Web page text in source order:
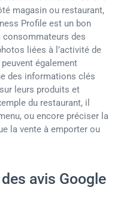
magasin ou restaurant,
Profile est un bon
consommateurs des
liées à l’activité de
également
des informations clés
leurs produits et
du restaurant, il
ou encore préciser la
la vente à emporter ou
avis Google